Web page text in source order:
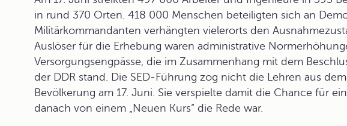
in rund 370 Orten. 418 000 Menschen beteiligten sich an
Militärkommandanten verhängten vielerorts den
Auslöser für die Erhebung waren administrative
Versorgungsengpässe, die im Zusammenhang mit dem
der DDR stand. Die SED-Führung zog nicht die Lehren aus
Bevölkerung am 17. Juni. Sie verspielte damit die Chance für
danach von einem „Neuen Kurs“ die Rede war.